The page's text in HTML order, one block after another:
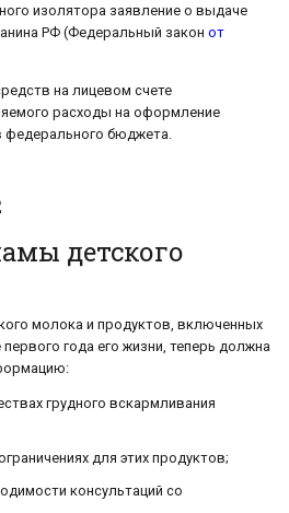
изолятора заявление о выдаче
РФ (Федеральный закон от
на лицевом счете
расходы на оформление
федерального бюджета.
детского
молока и продуктов, включенных
года его жизни, теперь должна
грудного вскармливания
для этих продуктов;
консультаций со